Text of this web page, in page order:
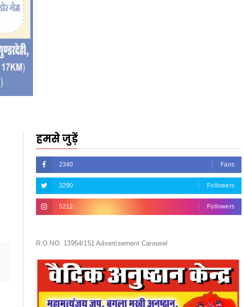
हमसे जुड़ें
2340 Fans
3290 Followers
5212 Followers
R.O.NO. 13954/151 Advertisement Carousel